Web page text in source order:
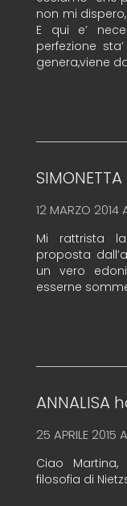
non mi
E qui e’
perfezione
genera,viene
SIMONETTA
12 MARZO 2014
Mi rattrista
proposta
un vero
esserne
ANNALISA
25 APRILE 2015
Ciao
filosofia di